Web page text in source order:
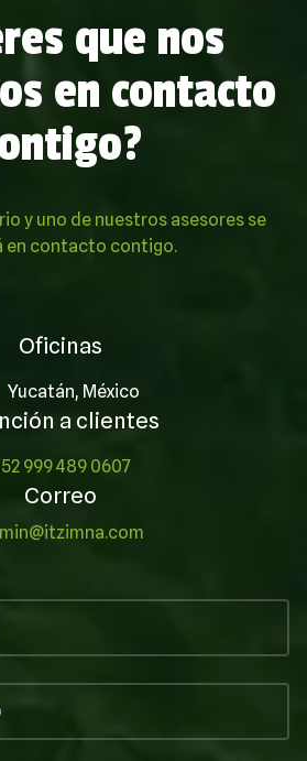
que nos
en contacto
y uno de nuestros asesores se
en contacto contigo.
Oficinas
Yucatán, México
a clientes
999 489 0607
Correo